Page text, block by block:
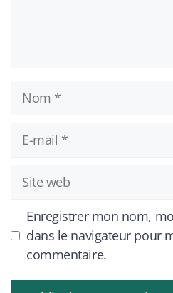
Nom
mail
Site
web
Enregistrer mon nom,
dans le navigateur pour
commentaire.